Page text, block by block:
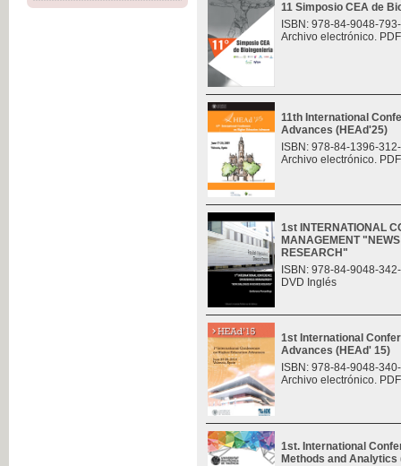
11 Simposio CEA de
ISBN: 978-84-9048-
Archivo electrónico.
11th International
Advances (HEAd'25)
ISBN: 978-84-1396-
Archivo electrónico.
1st INTERNATIONAL
MANAGEMENT
RESEARCH"
ISBN: 978-84-9048-
DVD Inglés
1st International
Advances (HEAd' 15)
ISBN: 978-84-9048-
Archivo electrónico.
1st. International
Methods and Analytics